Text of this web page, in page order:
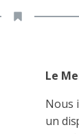
Le
Nous
un